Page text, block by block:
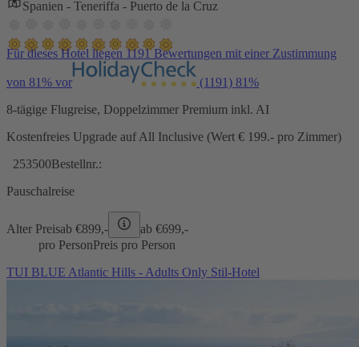
Spanien - Teneriffa - Puerto de la Cruz
Für dieses Hotel liegen 1191 Bewertungen mit einer Zustimmung
von 81% vor (1191) 81%
8-tägige Flugreise, Doppelzimmer Premium inkl. AI
Kostenfreies Upgrade auf All Inclusive (Wert € 199.- pro Zimmer)
253500Bestellnr.:
Pauschalreise
Alter Preisab €899,- ab €699,-
pro PersonPreis pro Person
TUI BLUE Atlantic Hills - Adults Only Stil-Hotel